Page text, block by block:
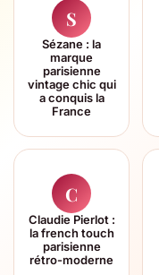
S
Sézane : la
marque
parisienne
vintage chic qui
a conquis la
France
C
Claudie Pierlot :
la french touch
parisienne
rétro-moderne